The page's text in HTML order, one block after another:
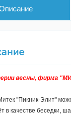
весны, фирма
"Пикник-Элит"
в качестве беседки,